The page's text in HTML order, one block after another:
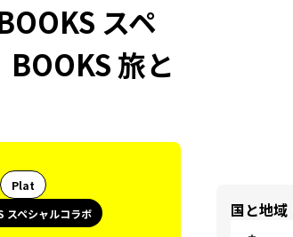
スペ
旅と
Plat
スペシャルコラボ
国と地域